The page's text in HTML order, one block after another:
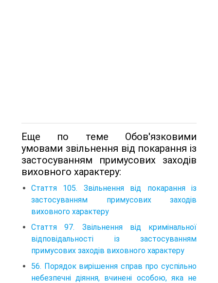
Еще по теме Обов'язковими
умовами звільнення від покарання із
застосуванням примусових заходів
виховного характеру:
Стаття 105. Звільнення від покарання із
застосуванням примусових заходів
виховного характеру
Стаття 97. Звільнення від кримінальної
відповідальності із застосуванням
примусових заходів виховного характеру
56. Порядок вирішення справ про суспільно
небезпечні діяння, вчинені особою, яка не